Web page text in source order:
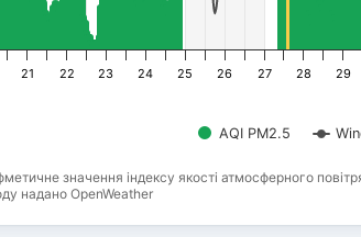
значення індексу якості атмосферного
надано OpenWeather
AQI PM2.5
21 22 23 24 25 26 27 28 29
chart.